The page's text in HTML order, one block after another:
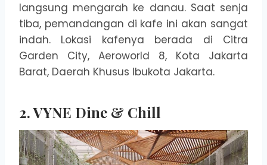
langsung mengarah ke danau. Saat senja
tiba, pemandangan di kafe ini akan sangat
indah. Lokasi kafenya berada di Citra
Garden City, Aeroworld 8, Kota Jakarta
Barat, Daerah Khusus Ibukota Jakarta.
2. VYNE Dine & Chill